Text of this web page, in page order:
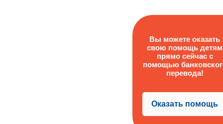
Вы можете оказать
свою помощь детям
прямо сейчас с
помощью
перевода!
Оказать помощь